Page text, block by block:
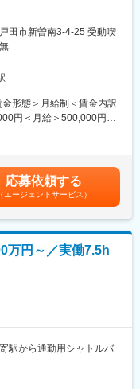
制度です。会社が受験料
。在学中はもちろん給与
様に利用可能です。
どSDGs達成への貢献が高
。これからも社会課題の
急速に進み、それにとも
必要性や、一方では患者
に応えていくか、これが
考えます。
剤・医療機器・日用品の
田市新曽南3-4-25 受動喫
形態＞月給制＜賃金内訳
円＜月給＞500,000円～
応募依頼する
（エージェントサービス）
万円～／実働7.5h
駅から通勤用シャトルバ